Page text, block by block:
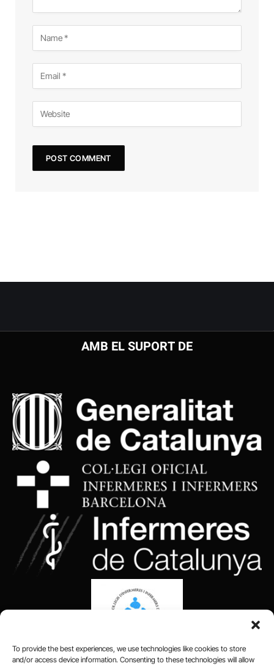
To provide the best experiences, we use technologies like cookies to store
and/or access device information. Consenting to these technologies will allow
AMB EL SUPORT DE